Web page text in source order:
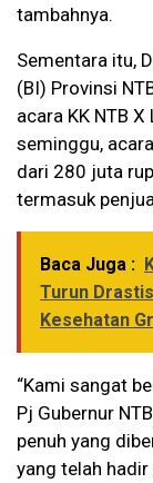
tambahnya.
Sementara itu,
(BI) Provinsi
acara KK NTB
seminggu,
dari 280 juta
termasuk
Baca Juga :
Turun
Kesehatan
“Kami sangat
Pj Gubernur
penuh yang
yang telah